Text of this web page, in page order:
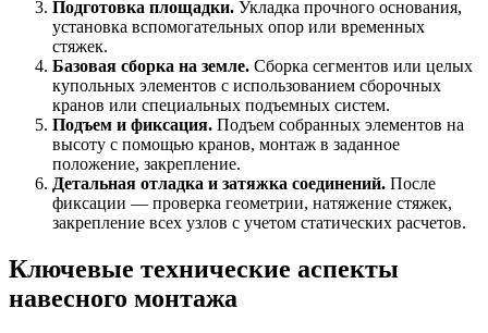
Подготовка площадки. Укладка прочного основания,
установка вспомогательных опор или временных
стяжек.
Базовая сборка на земле. Сборка сегментов или целых
купольных элементов с использованием сборочных
кранов или специальных подъемных систем.
Подъем и фиксация. Подъем собранных элементов на
высоту с помощью кранов, монтаж в заданное
положение, закрепление.
Детальная отладка и затяжка соединений. После
фиксации — проверка геометрии, натяжение стяжек,
закрепление всех узлов с учетом статических расчетов.
Ключевые технические аспекты
навесного монтажа